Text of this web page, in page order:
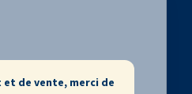
de vente, merci de